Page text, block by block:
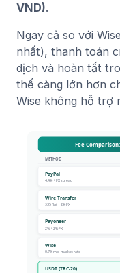
VND).
Ngay cả so với
nhất), thanh toán
dịch và hoàn tất
thế càng lớn hơn
Wise không hỗ trợ